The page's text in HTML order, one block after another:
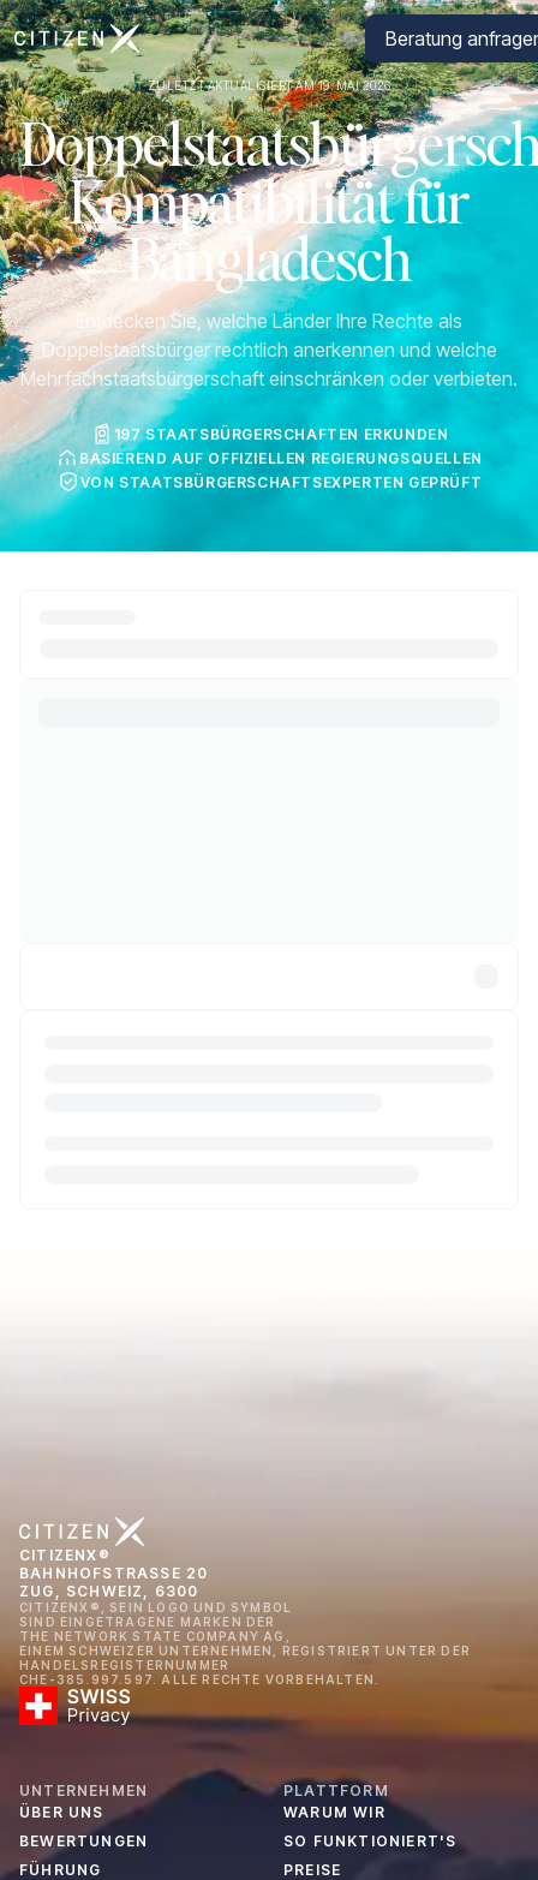
Zur Startseite von CitizenX Beratung
ZULETZT AKTUALISIERT AM 19. MAI 2026
Kompatibilität für
Bangladesch
Entdecken Sie, welche Länder Ihre Rechte als
Doppelstaatsbürger rechtlich anerkennen und welche
Mehrfachstaatsbürgerschaft einschränken oder verbieten.
197 STAATSBÜRGERSCHAFTEN ERKUNDEN
BASIEREND AUF OFFIZIELLEN REGIERUNGSQUELLEN
VON STAATSBÜRGERSCHAFTSEXPERTEN GEPRÜFT
CITIZENX®
BAHNHOFSTRASSE 20
ZUG, SCHWEIZ, 6300
CITIZENX®, SEIN LOGO UND SYMBOL
SIND EINGETRAGENE MARKEN DER
THE NETWORK STATE COMPANY AG,
EINEM SCHWEIZER UNTERNEHMEN, REGISTRIERT UNTER DER
HANDELSREGISTERNUMMER
CHE-385.997.597. ALLE RECHTE VORBEHALTEN.
UNTERNEHMEN
ÜBER UNS
BEWERTUNGEN
FÜHRUNG
PLATTFORM
WARUM WIR
SO FUNKTIONIERT'S
PREISE